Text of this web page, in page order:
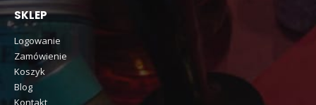
SKLEP
Logowanie
Zamówienie
Koszyk
Blog
Kontakt